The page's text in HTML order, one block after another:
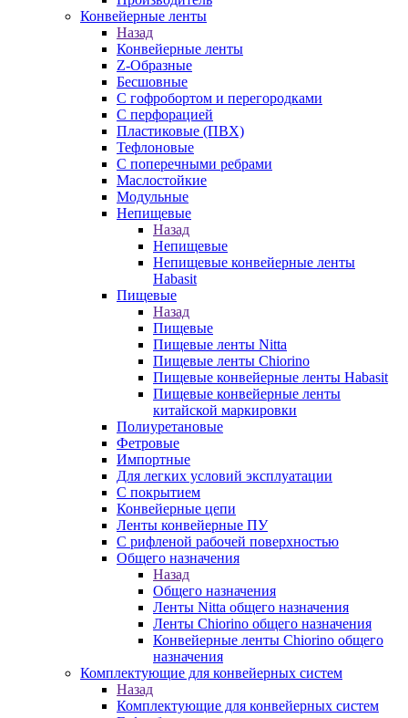
Конвейерные ленты
Назад
Конвейерные ленты
Z-Образные
Бесшовные
С гофробортом и перегородками
С перфорацией
Пластиковые (ПВХ)
Тефлоновые
С поперечными ребрами
Маслостойкие
Модульные
Непищевые
Назад
Непищевые
Непищевые конвейерные ленты
Habasit
Пищевые
Назад
Пищевые
Пищевые ленты Nitta
Пищевые ленты Chiorino
Пищевые конвейерные ленты Habasit
Пищевые конвейерные ленты
китайской маркировки
Полиуретановые
Фетровые
Импортные
Для легких условий эксплуатации
С покрытием
Конвейерные цепи
Ленты конвейерные ПУ
С рифленой рабочей поверхностью
Общего назначения
Назад
Общего назначения
Ленты Nitta общего назначения
Ленты Chiorino общего назначения
Конвейерные ленты Chiorino общего
назначения
Комплектующие для конвейерных систем
Назад
Комплектующие для конвейерных систем